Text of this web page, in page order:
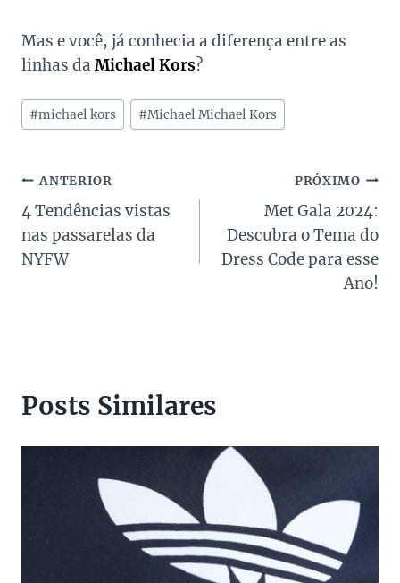
Mas e você, já conhecia a diferença entre as
linhas da Michael Kors?
Tags
do
#michael kors #Michael Michael Kors
Navegação
de
Post
ANTERIOR
4 Tendências vistas
nas passarelas da
NYFW
PRÓXIMO
Met Gala 2024:
Descubra o Tema do
Dress Code para esse
Ano!
Posts Similares